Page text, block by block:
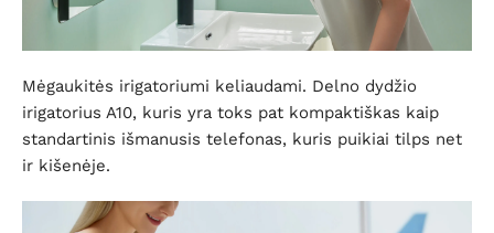
Mėgaukitės irigatoriumi keliaudami. Delno dydžio
irigatorius A10, kuris yra toks pat kompaktiškas kaip
standartinis išmanusis telefonas, kuris puikiai tilps net
ir kišenėje.